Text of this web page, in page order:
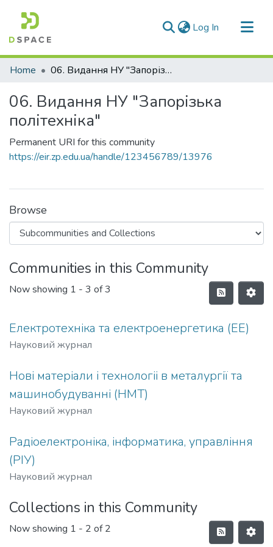
Log In (current)
Communities & Collections
Statistics
Home 06. Видання НУ "Запорізька політехніка"
06. Видання НУ "Запорізька
політехніка"
Permanent URI for this community
https://eir.zp.edu.ua/handle/123456789/13976
Browse
Communities in this Community
Now showing 1 - 3 of 3
Електротехніка та електроенергетика (ЕЕ)
Науковий журнал
Нові матеріали і технологіі в металургії та
машинобудуванні (НМТ)
Науковий журнал
Радіоелектроніка, інформатика, управління
(РІУ)
Науковий журнал
Collections in this Community
Now showing 1 - 2 of 2